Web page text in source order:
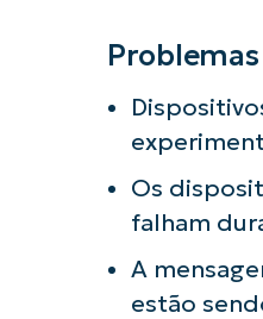
Os
falham
A
estão